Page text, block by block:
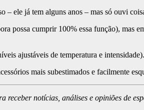
ele já tem alguns anos – mas só ouvi
possa cumprir 100% essa função), mas
ajustáveis ​​de temperatura e intensidade).
mais subestimados e facilmente
receber notícias, análises e opiniões de